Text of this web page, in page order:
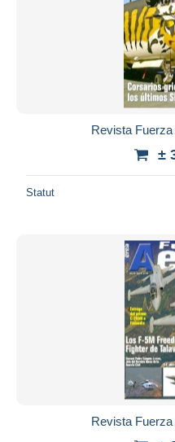
Revista Fuerza
±
Statut
Revista Fuerza